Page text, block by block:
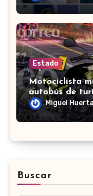
Estado
Motociclista
autobús de
San Francisco
Miguel
Buscar